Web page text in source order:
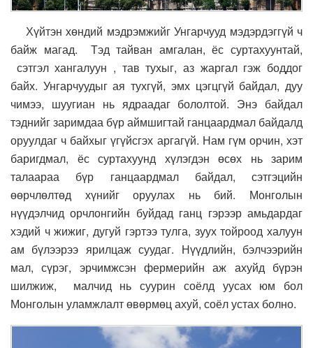
Хүйтэн хөндий мэдрэмжийг Унгарчууд мэдэрдэггүй ч
байж магад. Тэд тайван амгалан, ёс суртахуунтай,
сэтгэл хангалуун , тав тухыг, аз жаргал гэж боддог
байх. Унгарчуудыг ая тухгүй, эмх цэгцгүй байдал, дуу
чимээ, шуугиан нь ядраадаг бололтой. Энэ байдал
тэднийг заримдаа бүр аймшигтай ганцаардмал байдалд
оруулдаг ч байхыг үгүйсгэх аргагүй. Нам гүм орчин, хэт
баригдмал, ёс суртахуунд хүлэгдэн өсөх нь зарим
талаараа бүр ганцаардмал байдал, сэтгэцийн
өөрчлөлтөд хүнийг оруулах нь бий. Монголын
нүүдэлчид орчлонгийн буйдад ганц гэрээр амьдардаг
хэдий ч жижиг, дугуй гэртээ тулга, зуух тойроод халуун
ам бүлээрээ ярилцаж суудаг. Нүүдлийн, бэлчээрийн
мал, сүрэг, эрчимжсэн фермерийн аж ахуйд бүрэн
шилжиж, малчид нь суурин соёлд уусах юм бол
Монголын уламжлалт өвөрмөц ахуй, соёл устах болно.